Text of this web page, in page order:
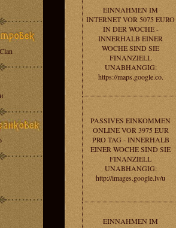
EINNAHMEN IM
INTERNET VOR 5075 EURO
IN DER WOCHE -
INNERHALB EINER
WOCHE SIND SIE
FINANZIELL
UNABHANGIG:
https://maps.google.co.
PASSIVES EINKOMMEN
ONLINE VOR 3975 EUR
PRO TAG - INNERHALB
EINER WOCHE SIND SIE
FINANZIELL
UNABHANGIG:
http://images.google.lv/u
EINNAHMEN IM